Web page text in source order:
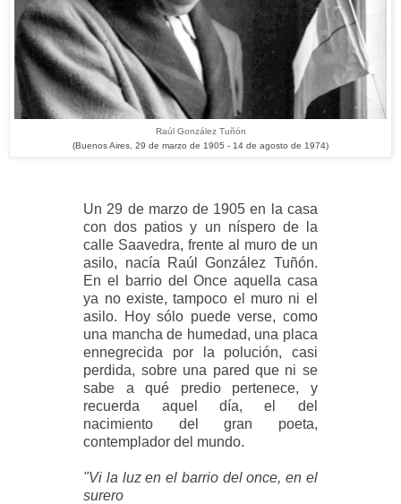
Raúl González Tuñón
(Buenos Aires, 29 de marzo de 1905 - 14 de agosto de 1974)
Un 29 de marzo de 1905 en la casa
con dos patios y un níspero de la
calle Saavedra, frente al muro de un
asilo, nacía Raúl González Tuñón.
En el barrio del Once aquella casa
ya no existe, tampoco el muro ni el
asilo. Hoy sólo puede verse, como
una mancha de humedad, una placa
ennegrecida por la polución, casi
perdida, sobre una pared que ni se
sabe a qué predio pertenece, y
recuerda aquel día, el del
nacimiento del gran poeta,
contemplador del mundo.
"Vi la luz en el barrio del once, en el
surero